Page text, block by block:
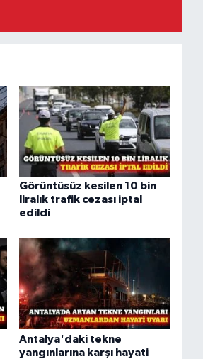
Görüntüsüz kesilen 10 bin
liralık trafik cezası iptal
edildi
Antalya'daki tekne
yangınlarına karşı hayati